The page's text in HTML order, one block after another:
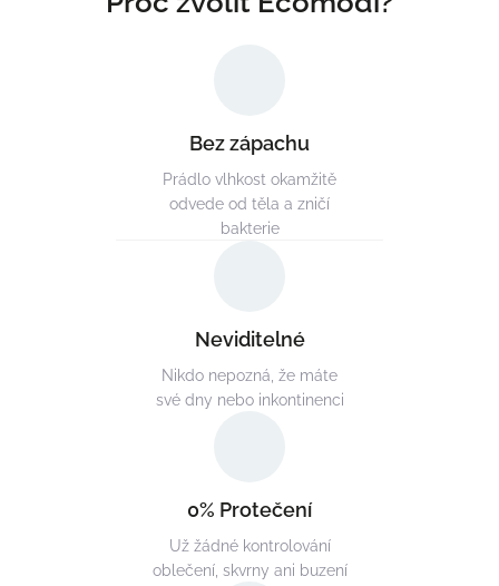
Bez zápachu
Prádlo vlhkost okamžitě
odvede od těla a zničí
bakterie
Neviditelné
Nikdo nepozná, že máte
své dny nebo inkontinenci
0% Protečení
Už žádné kontrolování
oblečení, skvrny ani buzení